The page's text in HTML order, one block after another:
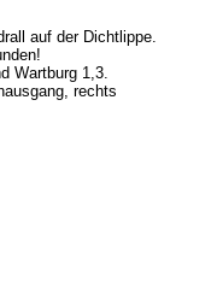
auf der Dichtlippe.
Wartburg 1,3.
rechts